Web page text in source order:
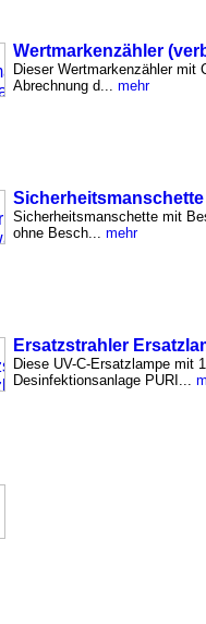
Wertmarkenzähler
Dieser Wertmarkenzähler mit
Abrechnung d... mehr
Sicherheitsmanschette mit
ohne Besch... mehr
Ersatzstrahler
Diese UV-C-Ersatzlampe mit
Desinfektionsanlage PURI...